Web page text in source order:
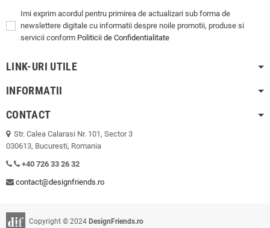
Imi exprim acordul pentru primirea de actualizari sub forma de
newslettere digitale cu informatii despre noile promotii, produse si
servicii conform Politicii de Confidentialitate
LINK-URI UTILE
INFORMATII
CONTACT
Str. Calea Calarasi Nr. 101, Sector 3
030613, Bucuresti, Romania
+40 726 33 26 32
contact@designfriends.ro
Copyright © 2024 DesignFriends.ro